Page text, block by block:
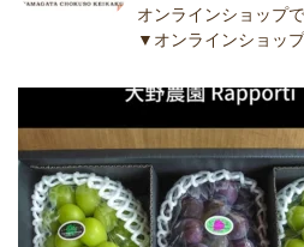
オンラインショップ
▼オンラインショップ